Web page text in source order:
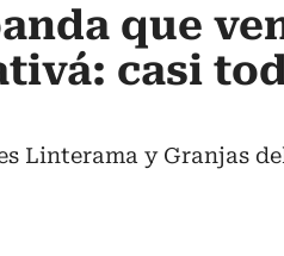
que
casi
Linterama y Granjas